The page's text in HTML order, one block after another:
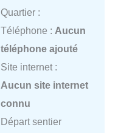
Quartier :
Téléphone : Aucun
téléphone ajouté
Site internet :
Aucun site internet
connu
Départ sentier